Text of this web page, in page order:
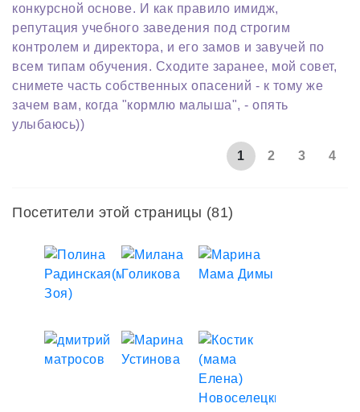
конкурсной основе. И как правило имидж,
репутация учебного заведения под строгим
контролем и директора, и его замов и завучей по
всем типам обучения. Сходите заранее, мой совет,
снимете часть собственных опасений - к тому же
зачем вам, когда "кормлю малыша", - опять
улыбаюсь))
1 2 3 4
Посетители этой страницы (81)